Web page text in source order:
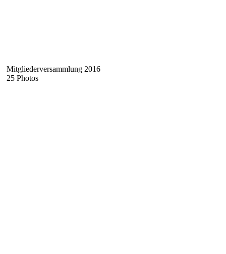
Mitgliederversammlung 2016
25 Photos